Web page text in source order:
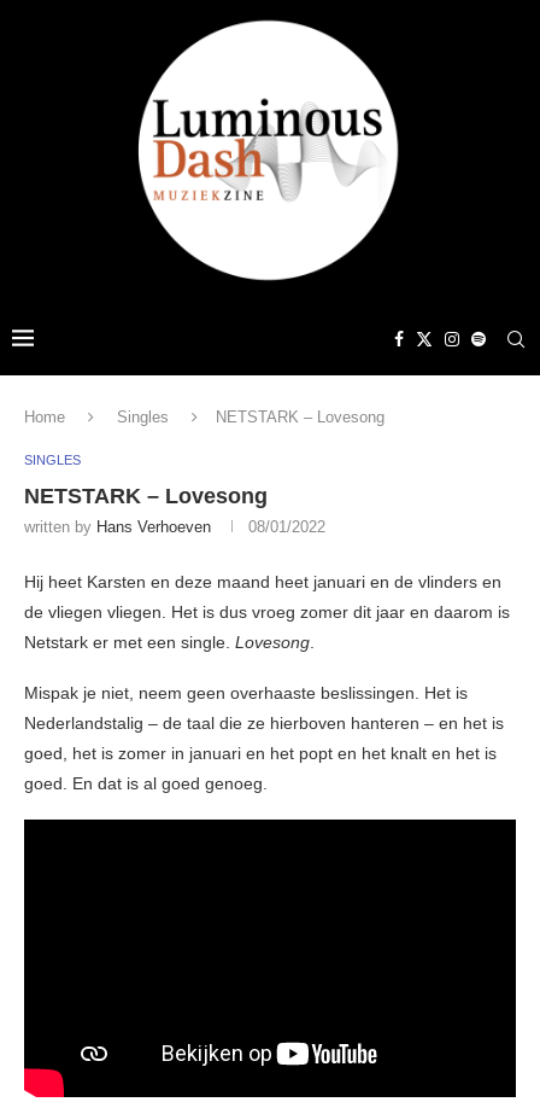
Home Singles NETSTARK – Lovesong
SINGLES
NETSTARK – Lovesong
written by Hans Verhoeven 08/01/2022
Hij heet Karsten en deze maand heet januari en de vlinders en
de vliegen vliegen. Het is dus vroeg zomer dit jaar en daarom is
Netstark er met een single. Lovesong.
Mispak je niet, neem geen overhaaste beslissingen. Het is
Nederlandstalig – de taal die ze hierboven hanteren – en het is
goed, het is zomer in januari en het popt en het knalt en het is
goed. En dat is al goed genoeg.